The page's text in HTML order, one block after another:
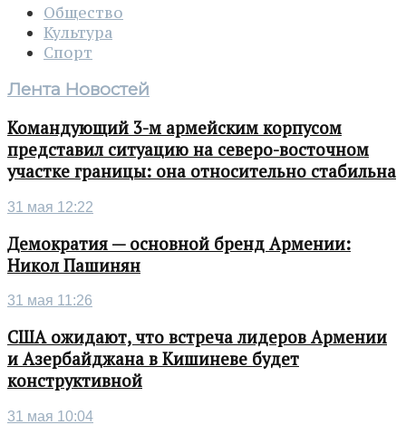
Общество
Культура
Спорт
Лента Новостей
Командующий 3-м армейским корпусом
представил ситуацию на северо-восточном
участке границы: она относительно стабильна
31 мая 12:22
Демократия — основной бренд Армении:
Никол Пашинян
31 мая 11:26
США ожидают, что встреча лидеров Армении
и Азербайджана в Кишиневе будет
конструктивной
31 мая 10:04